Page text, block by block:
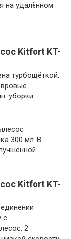
на удалённом
Kitfort KT-
турбощёткой,
уборки.
300 мл. В
Kitfort KT-
с
2